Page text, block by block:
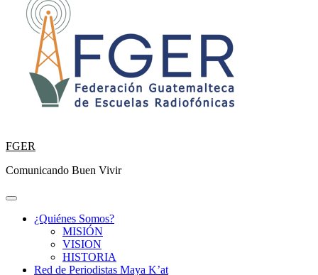
FGER
Comunicando Buen Vivir
¿Quiénes Somos?
MISIÓN
VISION
HISTORIA
Red de Periodistas Maya K’at